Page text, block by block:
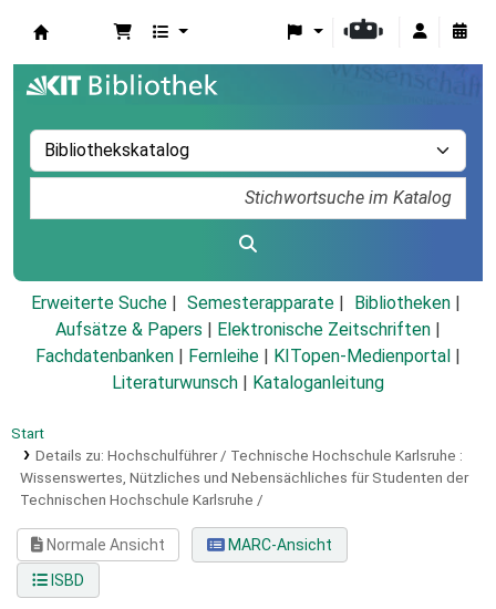
Erweiterte Suche Semesterapparate
Bibliotheken
Aufsätze & Papers
Elektronische Zeitschriften
Fachdatenbanken
Fernleihe KITopen-Medienportal
Literaturwunsch
Kataloganleitung
Start
Details zu: Hochschulführer / Technische Hochschule Karlsruhe :
Wissenswertes, Nützliches und Nebensächliches für Studenten der
Technischen Hochschule Karlsruhe /
Normale Ansicht
MARC-Ansicht
ISBD